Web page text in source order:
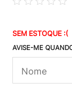
SEM ESTOQUE :(
AVISE-ME